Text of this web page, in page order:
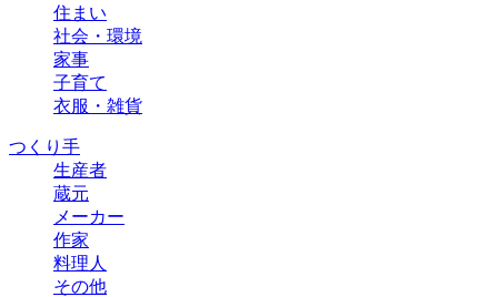
住まい
社会・環境
家事
子育て
衣服・雑貨
つくり手
生産者
蔵元
メーカー
作家
料理人
その他